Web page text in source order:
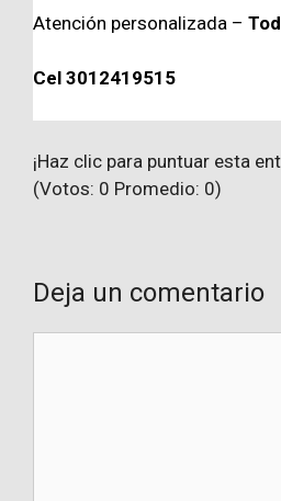
Atención personalizada –
Cel 3012419515
¡Haz clic para puntuar esta
(Votos: 0 Promedio: 0)
Deja un comentario